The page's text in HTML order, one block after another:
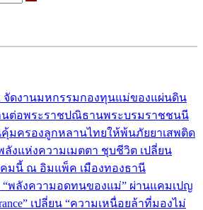
จัดงานมหกรรมกองทุนแม่ของแผ่นดิน
นต่อพระราชปณิธานพระบรมราชชนนี
มครองลูกหลานไทยให้พ้นภัยยาเสพติด
ลังแห่งความเมตตา ชุบชีวิต เปลี่ยน
คมนี้ ณ อิมแพ็ค เมืองทองธานี
พลังความอดทนของแม่” ผ่านแคมเปญ
เปลี่ยน “ความเหนื่อยล้าที่มองไม่